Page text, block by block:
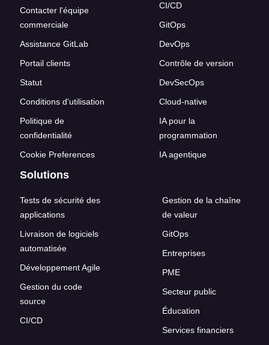
Contacter l'équipe
commerciale
Assistance GitLab
Portail clients
Statut
Conditions d'utilisation
Politique de
confidentialité
Cookie Preferences
CI/CD
GitOps
DevOps
Contrôle de version
DevSecOps
Cloud-native
IA pour la
programmation
IA agentique
Solutions
Tests de sécurité des
applications
Livraison de logiciels
automatisée
Développement Agile
Gestion du code
source
CI/CD
Gestion de la chaîne
de valeur
GitOps
Entreprises
PME
Secteur public
Éducation
Services financiers